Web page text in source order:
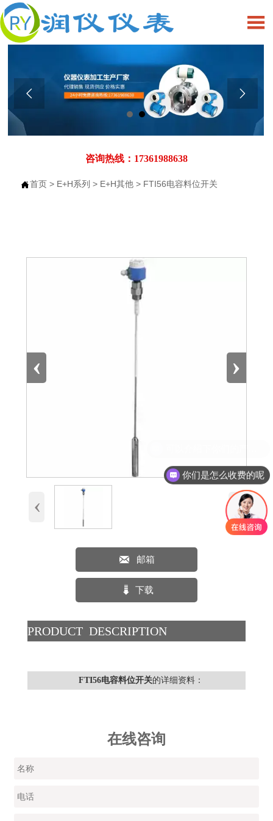

 
咨询热线：17361988638
首页 > E+H系列 > E+H其他 > FTI56电容料位开关
‹ ›
‹ ›
 邮箱
 下载
PRODUCT DESCRIPTION
FTI56电容料位开关的详细资料：
在线咨询
你们是怎么收费的呢